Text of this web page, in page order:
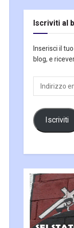
Iscriviti al
Inserisci il
blog, e
Indirizzo
email
Iscriviti